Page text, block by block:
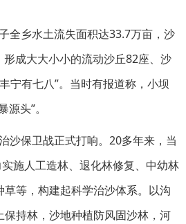
全乡水土流失面积达33.7万亩，沙
成大大小小的流动沙丘82座、沙
宁有七八”。当时有报道称，小坝
头”。
沙保卫战正式打响。20多年来，当
施人工造林、退化林修复、中幼林
等，构建起科学治沙体系。以沟
持林，沙地种植防风固沙林，河